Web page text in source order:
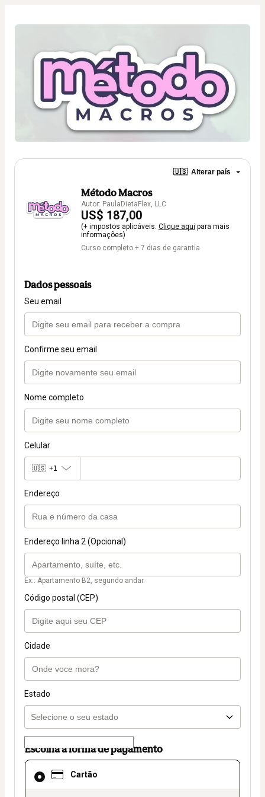
🇺🇸 Alterar país
Método Macros
Autor: PaulaDietaFlex, LLC
US$ 187,00
(+ impostos aplicáveis. Clique aqui para mais
informações)
Curso completo + 7 dias de garantia
Dados pessoais
Seu email
Confirme seu email
Nome completo
Celular
🇺🇸 +1
Endereço
Endereço linha 2 (Opcional)
Ex.: Apartamento B2, segundo andar.
Código postal (CEP)
Cidade
Estado
Escolha a forma de pagamento
Cartão
Cartão
selecionado